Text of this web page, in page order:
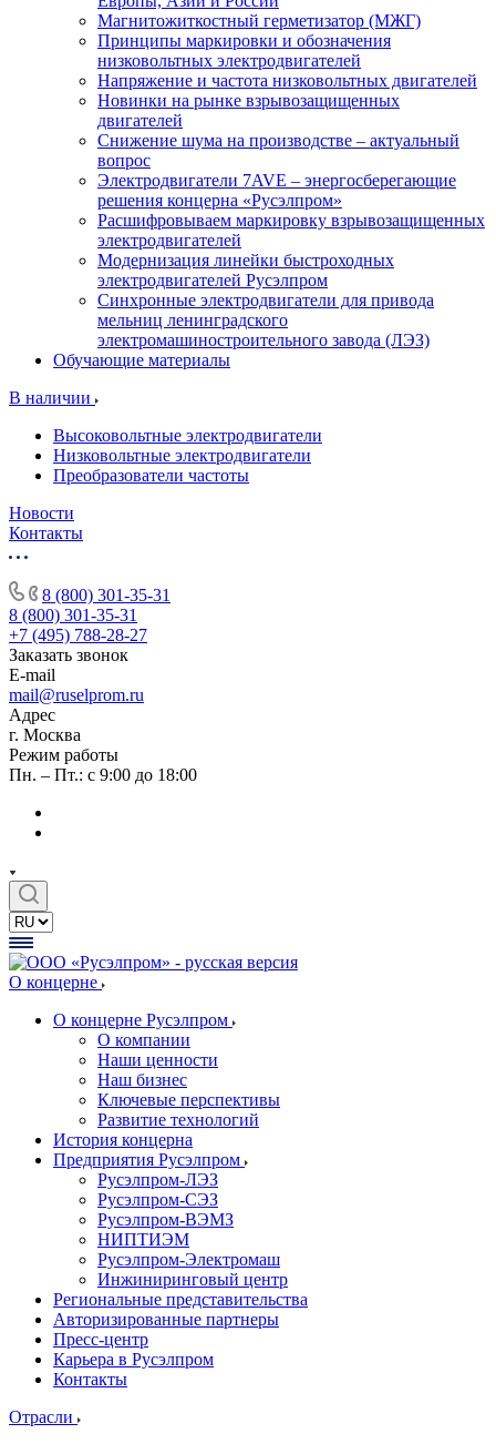
Магнитожиткостный герметизатор (МЖГ)
Принципы маркировки и обозначения
низковольтных электродвигателей
Напряжение и частота низковольтных двигателей
Новинки на рынке взрывозащищенных
двигателей
Снижение шума на производстве – актуальный
вопрос
Электродвигатели 7AVE – энергосберегающие
решения концерна «Русэлпром»
Расшифровываем маркировку взрывозащищенных
электродвигателей
Модернизация линейки быстроходных
электродвигателей Русэлпром
Синхронные электродвигатели для привода
мельниц ленинградского
электромашиностроительного завода (ЛЭЗ)
Обучающие материалы
В наличии
Высоковольтные электродвигатели
Низковольтные электродвигатели
Преобразователи частоты
Новости
Контакты
8 (800) 301-35-31
8 (800) 301-35-31
+7 (495) 788-28-27
Заказать звонок
E-mail
mail@ruselprom.ru
Адрес
г. Москва
Режим работы
Пн. – Пт.: с 9:00 до 18:00
О концерне
О концерне Русэлпром
О компании
Наши ценности
Наш бизнес
Ключевые перспективы
Развитие технологий
История концерна
Предприятия Русэлпром
Русэлпром-ЛЭЗ
Русэлпром-СЭЗ
Русэлпром-ВЭМЗ
НИПТИЭМ
Русэлпром-Электромаш
Инжиниринговый центр
Региональные представительства
Авторизированные партнеры
Пресс-центр
Карьера в Русэлпром
Контакты
Отрасли